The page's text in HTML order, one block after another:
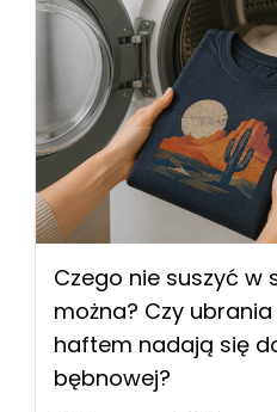
Czego nie suszyć w
można? Czy
haftem nadają się
bębnowej?